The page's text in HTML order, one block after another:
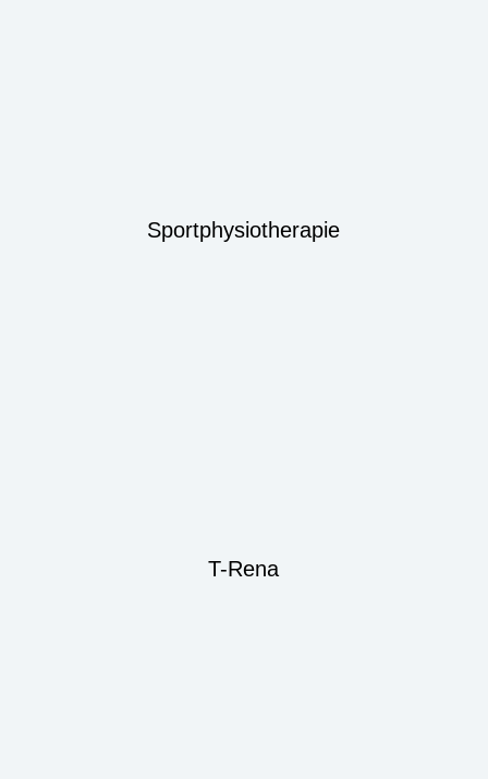
Sportphysiotherapie
T-Rena